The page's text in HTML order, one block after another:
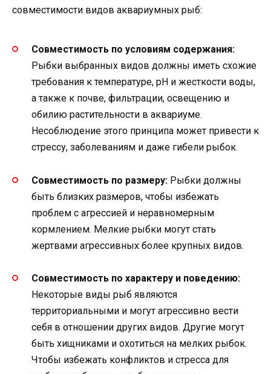
совместимости видов аквариумных рыб:
Совместимость по условиям содержания:
Рыбки выбранных видов должны иметь схожие
требования к температуре, pH и жесткости воды,
а также к почве, фильтрации, освещению и
обилию растительности в аквариуме.
Несоблюдение этого принципа может привести к
стрессу, заболеваниям и даже гибели рыбок.
Совместимость по размеру: Рыбки должны
быть близких размеров, чтобы избежать
проблем с агрессией и неравномерным
кормлением. Мелкие рыбки могут стать
жертвами агрессивных более крупных видов.
Совместимость по характеру и поведению:
Некоторые виды рыб являются
территориальными и могут агрессивно вести
себя в отношении других видов. Другие могут
быть хищниками и охотиться на мелких рыбок.
Чтобы избежать конфликтов и стресса для